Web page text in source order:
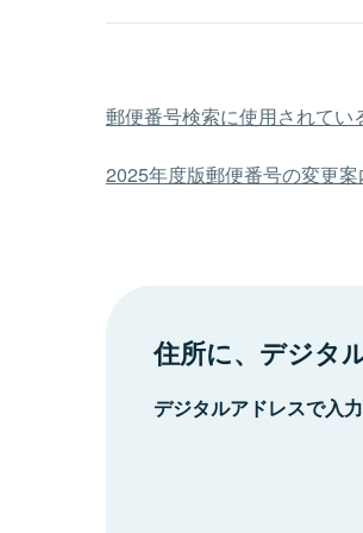
郵便番号検索に使用されてい
2025年度版郵便番号の変更案
住所に、デジタ
デジタルアドレスで入